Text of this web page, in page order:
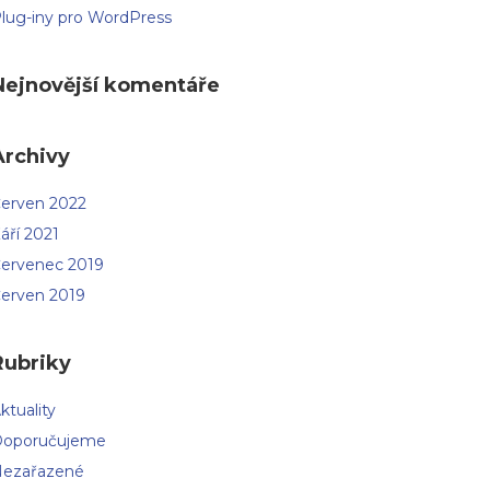
iny pro WordPress
komentáře
2022
2021
2019
2019